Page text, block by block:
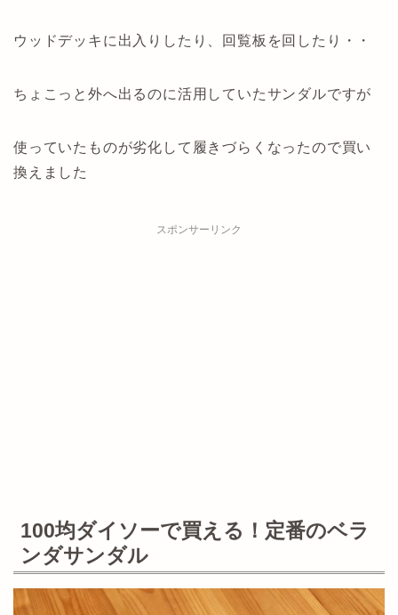
ウッドデッキに出入りしたり、回覧板を回したり・・
ちょこっと外へ出るのに活用していたサンダルですが
使っていたものが劣化して履きづらくなったので買い
換えました
スポンサーリンク
100均ダイソーで買える！定番のベラ
ンダサンダル